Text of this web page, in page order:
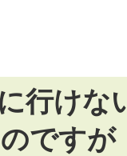
行けな
ですが